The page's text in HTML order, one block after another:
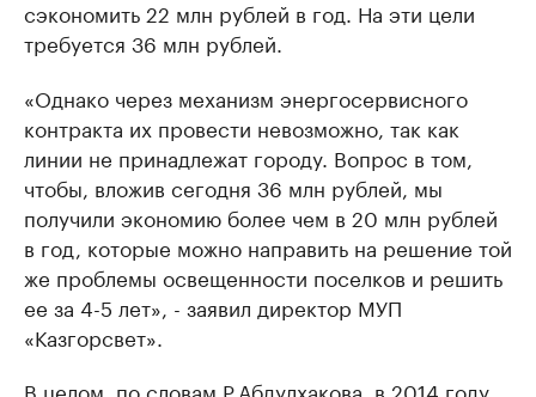
сэкономить 22 млн рублей в год. На эти цели
требуется 36 млн рублей.
«Однако через механизм энергосервисного
контракта их провести невозможно, так как
линии не принадлежат городу. Вопрос в том,
чтобы, вложив сегодня 36 млн рублей, мы
получили экономию более чем в 20 млн рублей
в год, которые можно направить на решение той
же проблемы освещенности поселков и решить
ее за 4-5 лет», - заявил директор МУП
«Казгорсвет».
В целом, по словам Р.Абдулхакова, в 2014 году